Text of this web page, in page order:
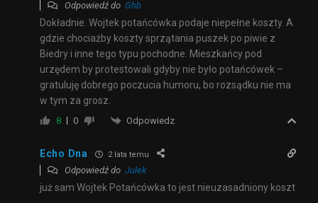
Odpowiedź do Ghb
Dokładnie. Wojtek potańcówka podaje niepełne koszty. A
gdzie chociażby koszty sprzątania puszek po piwie z
Biedry i inne tego typu pochodne. Mieszkańcy pod
urzędem by protestowali gdyby nie było potańcówek –
gratuluję dobrego poczucia humoru, bo rozsądku nie ma
w tym za grosz.
8 0 Odpowiedz
Echo Dna 2 lata temu
Odpowiedź do Julek
już sam Wojtek Potańcówka to jest nieuzasadniony koszt